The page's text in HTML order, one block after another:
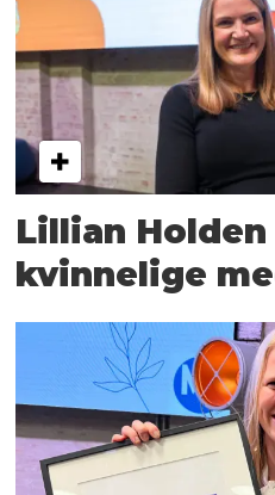
Lillian
kvinnelige